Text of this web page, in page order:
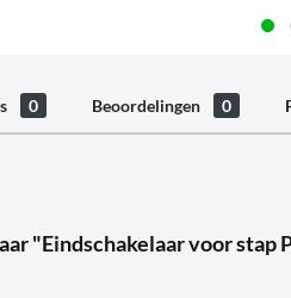
0 Beoordelingen 0
"Eindschakelaar voor stap